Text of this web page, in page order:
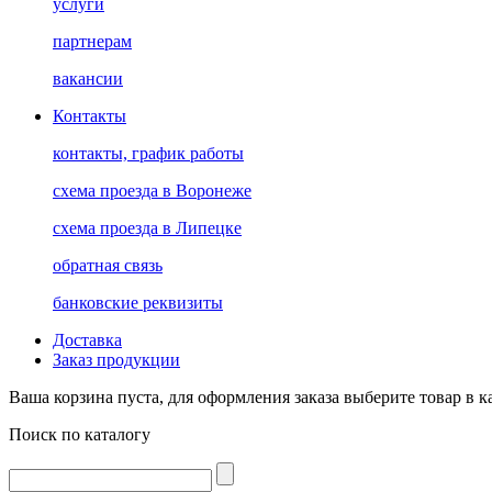
услуги
партнерам
вакансии
Контакты
контакты, график работы
схема проезда в Воронеже
схема проезда в Липецке
обратная связь
банковские реквизиты
Доставка
Заказ продукции
Ваша корзина пуста, для оформления заказа выберите товар в
Поиск по каталогу